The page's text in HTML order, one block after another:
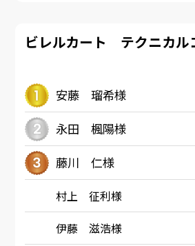
ビレルカート テクニカル
安藤 瑠希様
永田 楓陽様
藤川 仁様
村上 征利様
伊藤 滋浩様